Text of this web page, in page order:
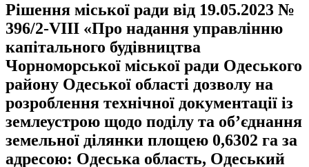
Рішення міської ради від 19.05.2023 №
396/2-VIII «Про надання управлінню
капітального будівництва
Чорноморської міської ради Одеського
району Одеської області дозволу на
розроблення технічної документації із
землеустрою щодо поділу та об’єднання
земельної ділянки площею 0,6302 га за
адресою: Одеська область, Одеський